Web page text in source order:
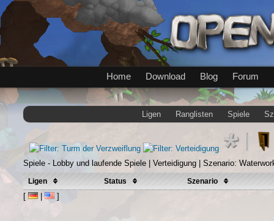
Home Download Blog Forum
Ligen Ranglisten Spiele
Spiele - Lobby und laufende Spiele | Verteidigung | Szenario:
Ligen Status Szenario
[ | ]